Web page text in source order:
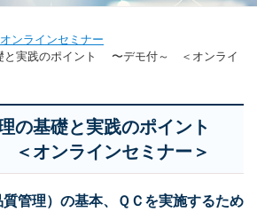
オンラインセミナー
と実践のポイント 〜デモ付～ ＜オンライ
の基礎と実践のポイント
オンラインセミナー＞
質管理）の基本、ＱＣを実施するため